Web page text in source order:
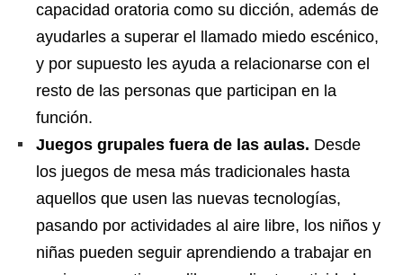
capacidad oratoria como su dicción, además de
ayudarles a superar el llamado miedo escénico,
y por supuesto les ayuda a relacionarse con el
resto de las personas que participan en la
función.
Juegos grupales fuera de las aulas. Desde
los juegos de mesa más tradicionales hasta
aquellos que usen las nuevas tecnologías,
pasando por actividades al aire libre, los niños y
niñas pueden seguir aprendiendo a trabajar en